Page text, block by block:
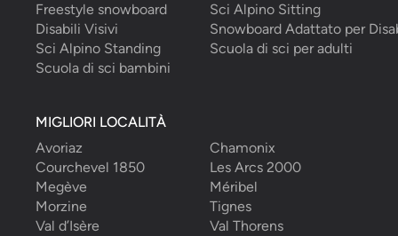
Freestyle snowboard
Sci Alpino Sitting
Disabili Visivi
Snowboard Adattato per
Sci Alpino Standing
Scuola di sci per adulti
Scuola di sci bambini
MIGLIORI LOCALITÀ
Avoriaz
Chamonix
Courchevel 1850
Les Arcs 2000
Megève
Méribel
Morzine
Tignes
Val d’Isère
Val Thorens